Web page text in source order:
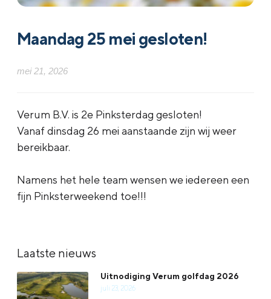
Maandag 25 mei gesloten!
mei 21, 2026
Verum B.V. is 2e Pinksterdag gesloten!
Vanaf dinsdag 26 mei aanstaande zijn wij weer
bereikbaar.
Namens het hele team wensen we iedereen een
fijn Pinksterweekend toe!!!
Laatste nieuws
Uitnodiging Verum golfdag 2026
juli 23, 2026